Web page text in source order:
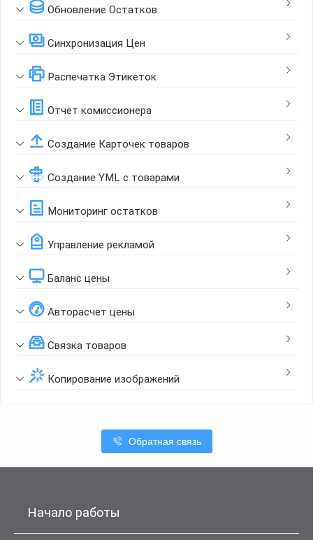
Обновление Остатков
Синхронизация Цен
Распечатка Этикеток
Отчет комиссионера
Создание Карточек товаров
Создание YML с товарами
Мониторинг остатков
Управление рекламой
Баланс цены
Авторасчет цены
Связка товаров
Копирование изображений
Обратная связь
Начало работы